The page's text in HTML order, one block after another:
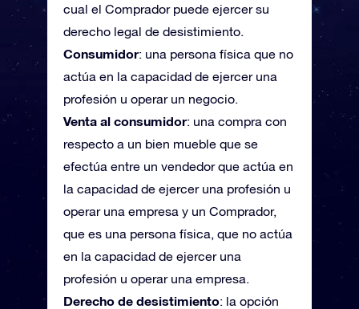
cual el Comprador puede ejercer su
derecho legal de desistimiento.
Consumidor: una persona física que no
actúa en la capacidad de ejercer una
profesión u operar un negocio.
Venta al consumidor: una compra con
respecto a un bien mueble que se
efectúa entre un vendedor que actúa en
la capacidad de ejercer una profesión u
operar una empresa y un Comprador,
que es una persona física, que no actúa
en la capacidad de ejercer una
profesión u operar una empresa.
Derecho de desistimiento: la opción